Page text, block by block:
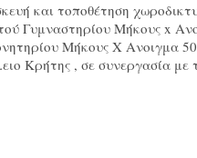
και τοποθέτηση
Γυμναστηρίου Μήκους x
Μήκους Χ Ανοιγμα
Κρήτης , σε συνεργασία